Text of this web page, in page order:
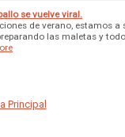
se vuelve viral.
de verano, estamos
las maletas y
Principal